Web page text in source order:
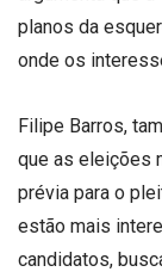
planos da
onde os
Filipe Barros,
que as eleições
prévia para o
estão mais
candidatos,